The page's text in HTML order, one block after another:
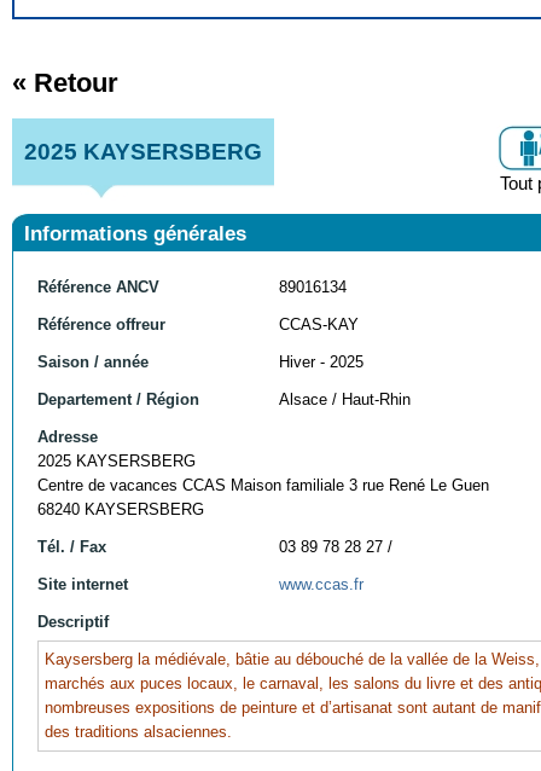
« Retour
2025 KAYSERSBERG
Tout
Informations générales
Référence ANCV 89016134
Référence offreur CCAS-KAY
Saison / année Hiver - 2025
Departement / Région Alsace / Haut-Rhin
Adresse
2025 KAYSERSBERG
Centre de vacances CCAS Maison familiale 3 rue René Le Guen
68240 KAYSERSBERG
Tél. / Fax 03 89 78 28 27 /
Site internet www.ccas.fr
Descriptif
Kaysersberg la médiévale, bâtie au débouché de la vallée de la
marchés aux puces locaux, le carnaval, les salons du livre et des
nombreuses expositions de peinture et d’artisanat sont autant de
des traditions alsaciennes.